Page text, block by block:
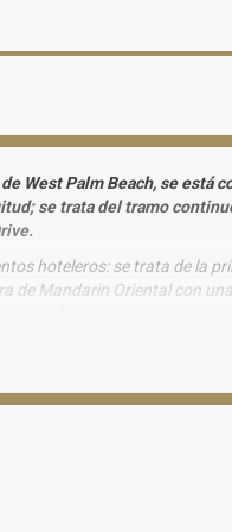
West Palm Beach, se está
se trata del tramo
hoteleros: se trata de la
de Mandarin Oriental con